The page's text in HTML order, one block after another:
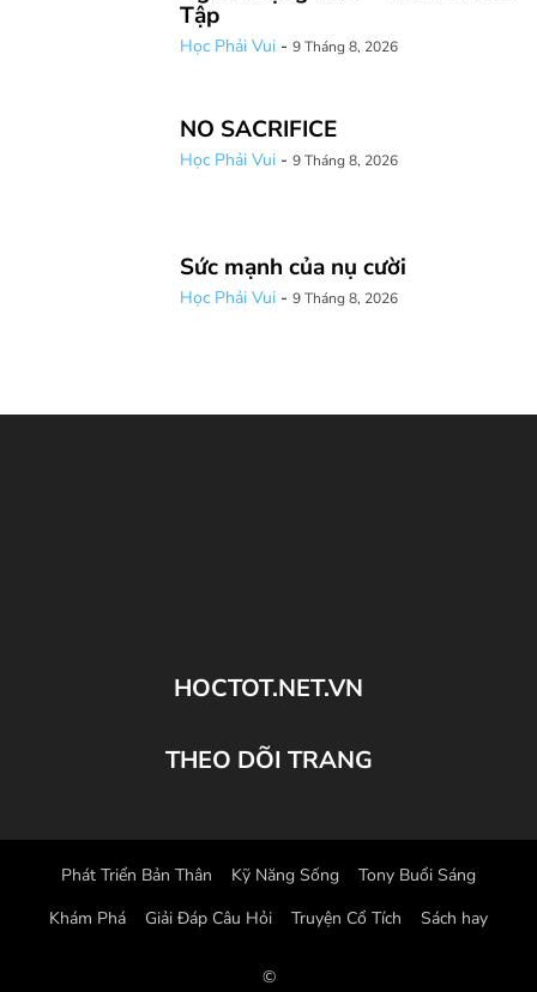
Tập
Học Phải Vui - 9 Tháng 8, 2026
NO SACRIFICE
Học Phải Vui - 9 Tháng 8, 2026
Sức mạnh của nụ cười
Học Phải Vui - 9 Tháng 8, 2026
HOCTOT.NET.VN
THEO DÕI TRANG
Phát Triển Bản Thân Kỹ Năng Sống
Tony Buổi Sáng
Khám Phá
Giải Đáp Câu Hỏi Truyện Cổ Tích Sách hay
©